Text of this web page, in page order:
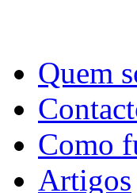
Quem
Como
Artigos